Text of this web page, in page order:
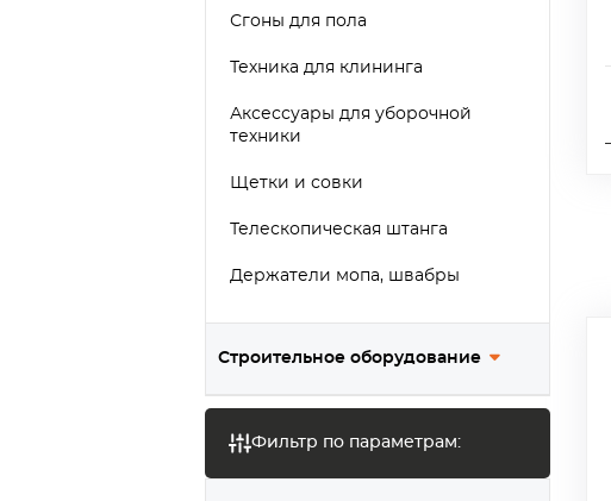
Сгоны для пола
Техника для клининга
Аксессуары для уборочной
техники
Щетки и совки
Телескопическая штанга
Держатели мопа, швабры
Предупреждающие таблички
Тест
Строительное оборудование
Фильтр по параметрам: